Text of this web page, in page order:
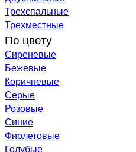
Трехспальные
Трехместные
По цвету
Сиреневые
Бежевые
Коричневые
Серые
Розовые
Синие
Фиолетовые
Голубые